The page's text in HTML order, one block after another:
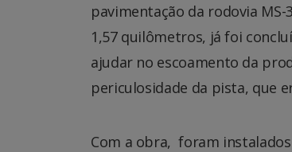
pavimentação da rodovia
1,57 quilômetros, já foi
ajudar no escoamento da
periculosidade da pista, que
Com a obra, foram